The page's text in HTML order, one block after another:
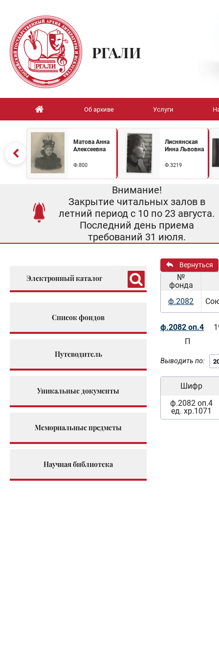
РГАЛИ
Об архиве Услуги
Матова Анна
Алексеевна
Ф.800
Лиснянская
Инна Львовна
Ф.3219
Внимание!
Закрытие читальных залов в
летний период с 10 по 23 августа.
Последний день приема
требований 31 июля.
Электронный каталог
Список фондов
Путеводитель
Уникальные документы
Мемориальные предметы
Научная библиотека
Вернуться
№
фонда
ф.2082
ф.2082 оп.4
П
Выводить по:
Шифр
ф.2082 оп.4
ед. хр.1071